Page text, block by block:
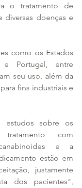
o tratamento de
diversas doenças e
como os Estados
e Portugal, entre
seu uso, além da
fins industriais e
estudos sobre os
com
e a
estão em
justamente
dos pacientes",